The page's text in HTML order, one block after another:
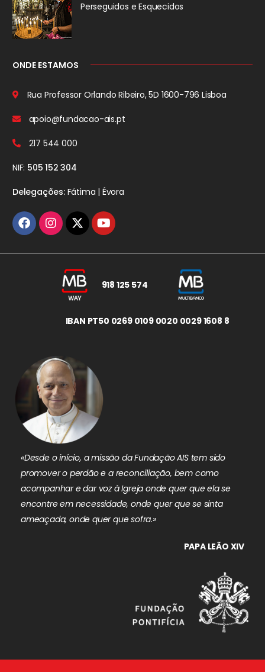
Perseguidos e Esquecidos
ONDE ESTAMOS
Rua Professor Orlando Ribeiro, 5D 1600-796 Lisboa
apoio@fundacao-ais.pt
217 544 000
NIF: 505 152 304
Delegações:Fátima | Évora
918 125 574
IBAN PT50 0269 0109 0020 0029 1608 8
«Desde o início, a missão da Fundação AIS tem sido
promover o perdão e a reconciliação, bem como
acompanhar e dar voz à Igreja onde quer que ela se
encontre em necessidade, onde quer que se sinta
ameaçada, onde quer que sofra.»
PAPA LEÃO XIV